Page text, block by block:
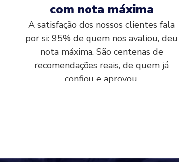
com nota máxima
A satisfação dos nossos clientes fala
por si: 95% de quem nos avaliou, deu
nota máxima. São centenas de
recomendações reais, de quem já
confiou e aprovou.